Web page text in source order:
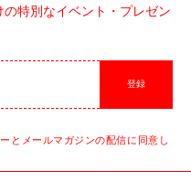
特別なイベント・プレゼン
登録
とメールマガジンの配信に同意し